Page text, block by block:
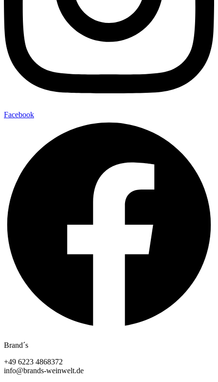
Facebook
Brand´s
+49 6223 4868372
info@brands-weinwelt.de